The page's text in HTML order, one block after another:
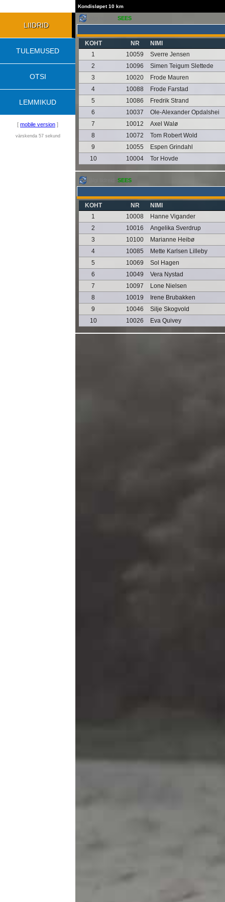
Kondisløpet 10 km
LIIDRID
TULEMUSED
OTSI
LEMMIKUD
[ mobile version ]
värskenda 57 sekund
SEES
KOHT NR
NIMI
1
10059
Sverre Jensen
2
10096
Simen Teigum Slettede
3
10020
Frode Mauren
4
10088
Frode Farstad
5
10086
Fredrik Strand
6
10037
Ole-Alexander Opdalshei
7
10012
Axel Walø
8
10072
Tom Robert Wold
9
10055
Espen Grindahl
10
10004 Tor Hovde
SEES
KOHT NR
NIMI
1
10008
Hanne Vigander
2
10016
Angelika Sverdrup
3
10100
Marianne Heibø
4
10085
Mette Karlsen Lilleby
5
10069
Sol Hagen
6
10049
Vera Nystad
7
10097
Lone Nielsen
8
10019
Irene Brubakken
9
10046
Silje Skogvold
10
10026 Eva Quivey